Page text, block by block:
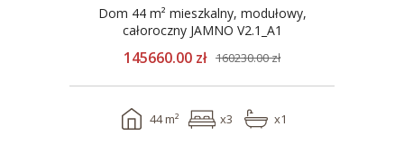
Dom 44 m² mieszkalny, modułowy,
całoroczny JAMNO V2.1_A1
145660.00 zł 160230.00 zł
44 m² x3 x1